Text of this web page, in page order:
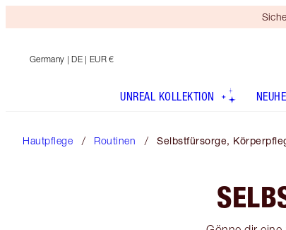
Germany | DE | EUR €
UNREAL KOLLEKTION
Hautpflege Routinen Selbstfürsorge,